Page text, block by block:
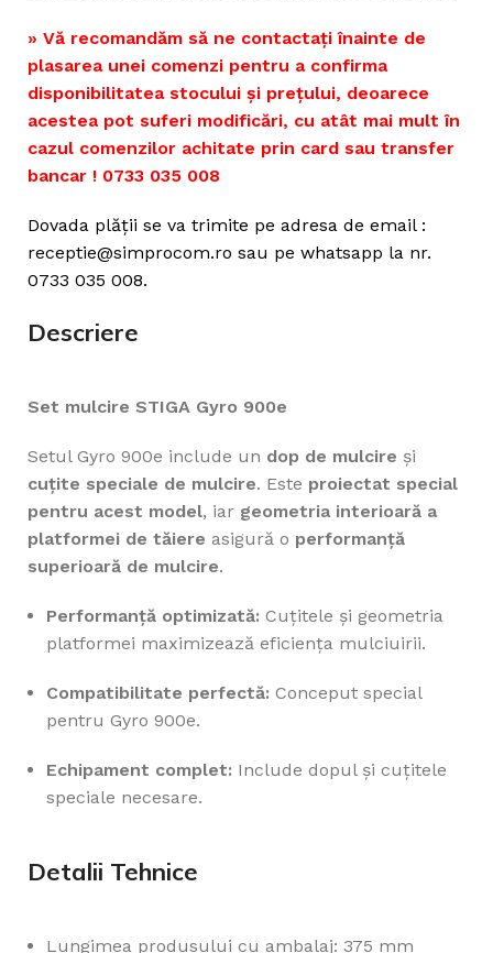
» Vă recomandăm să ne contactați înainte de
plasarea unei comenzi pentru a confirma
disponibilitatea stocului și prețului, deoarece
acestea pot suferi modificări, cu atât mai mult în
cazul comenzilor achitate prin card sau transfer
bancar ! 0733 035 008
Dovada plății se va trimite pe adresa de email :
receptie@simprocom.ro sau pe whatsapp la nr.
0733 035 008.
Descriere
Set mulcire STIGA Gyro 900e
Setul Gyro 900e include un dop de mulcire și
cuțite speciale de mulcire. Este proiectat special
pentru acest model, iar geometria interioară a
platformei de tăiere asigură o performanță
superioară de mulcire.
Performanță optimizată: Cuțitele și geometria
platformei maximizează eficiența mulciuirii.
Compatibilitate perfectă: Conceput special
pentru Gyro 900e.
Echipament complet: Include dopul și cuțitele
speciale necesare.
Detalii Tehnice
Lungimea produsului cu ambalaj: 375 mm